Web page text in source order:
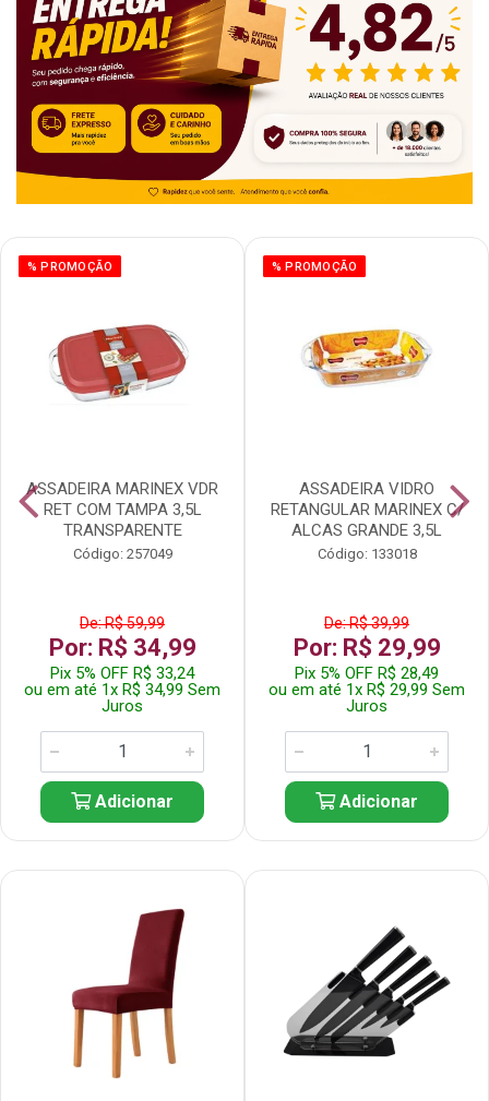
% PROMOÇÃO
ASSADEIRA MARINEX VDR
RET COM TAMPA 3,5L
TRANSPARENTE
Código: 257049
De: R$ 59,99
Por: R$ 34,99
Pix 5% OFF R$ 33,24
ou em até 1x R$ 34,99 Sem
Juros
Adicionar
% PROMOÇÃO
ASSADEIRA VIDRO
RETANGULAR MARINEX C/
ALCAS GRANDE 3,5L
Código: 133018
De: R$ 39,99
Por: R$ 29,99
Pix 5% OFF R$ 28,49
ou em até 1x R$ 29,99 Sem
Juros
Adicionar